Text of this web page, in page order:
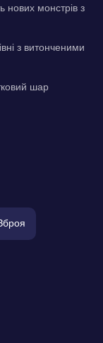
нових монстрів з
з витонченими
шар